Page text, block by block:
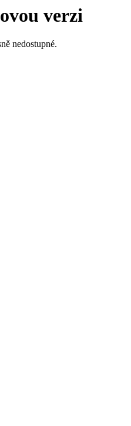
verzi
nedostupné.